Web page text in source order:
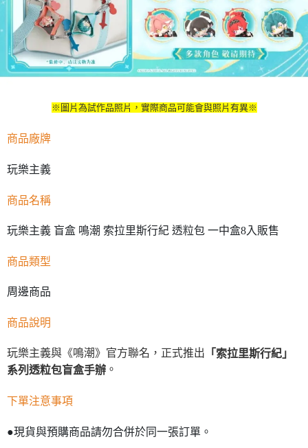
※圖片為試作品照片，實際商品可能會與照片有異※
商品廠牌
玩樂主義
商品名稱
玩樂主義 盲盒 鳴潮 索拉里斯行紀 透粒包 一中盒8入販售
商品類型
周邊商品
商品說明
玩樂主義與《鳴潮》官方聯名，正式推出 「索拉里斯行紀」
系列透粒包盲盒手辦 。
下單注意事項
●現貨與預購商品請勿合併於同一張訂單。